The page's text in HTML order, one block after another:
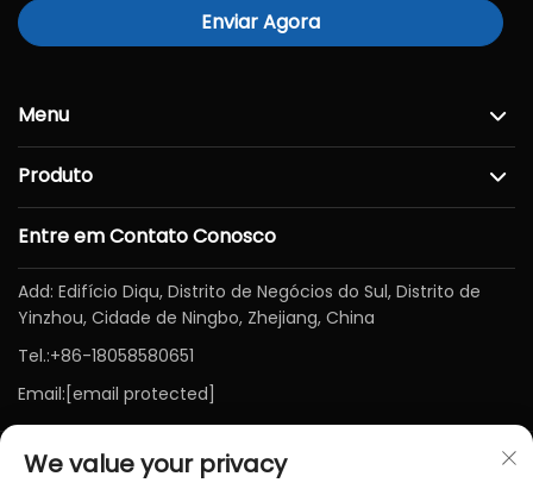
Enviar Agora
Menu
Produto
Entre em Contato Conosco
Add: Edifício Diqu, Distrito de Negócios do Sul, Distrito de
Yinzhou, Cidade de Ningbo, Zhejiang, China
Tel.:+86-18058580651
Email: [email protected]
We value your privacy